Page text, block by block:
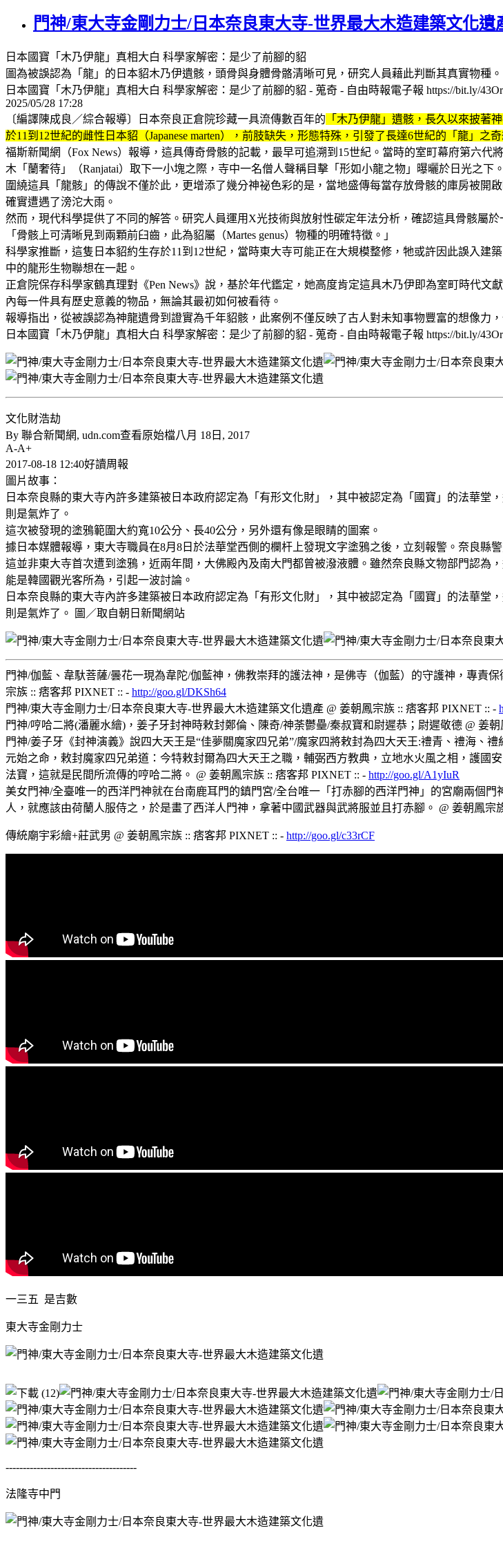
門神/東大寺金剛力士/日本奈良東大寺-世界最大木造建築文化遺
日本國寶「木乃伊龍」真相大白 科學家解密：是少了前腳的貂
圖為被誤認為「龍」的日本貂木乃伊遺骸，頭骨與身體骨骼清晰可見，研究人員藉此判斷其真實物種。（
日本國寶「木乃伊龍」真相大白 科學家解密：是少了前腳的貂 - 蒐奇 - 自由時報電子報 https://bit.ly/
2025/05/28 17:28
〔編譯陳成良／綜合報導〕日本奈良正倉院珍藏一具流傳數百年的 「木乃伊龍」遺骸，長久以來披著
於11到12世紀的雌性日本貂（Japanese marten），前肢缺失，形態特殊，引發了長達6世紀的「龍」
福斯新聞網（Fox News）報導，這具傳奇骨骸的記載，最早可追溯到15世紀。當時的室町幕府第六
木「蘭奢待」（Ranjatai）取下一小塊之際，寺中一名僧人聲稱目擊「形如小龍之物」曝曬於日光之
圍繞這具「龍骸」的傳說不僅於此，更增添了幾分神祕色彩的是，當地盛傳每當存放骨骸的庫房被
確實遭遇了滂沱大雨。
然而，現代科學提供了不同的解答。研究人員運用X光技術與放射性碳定年法分析，確認這具骨骸屬
「骨骸上可清晰見到兩顆前臼齒，此為貂屬（Martes genus）物種的明確特徵。」
科學家推斷，這隻日本貂約生存於11到12世紀，當時東大寺可能正在大規模整修，牠或許因此誤入
中的龍形生物聯想在一起。
正倉院保存科學家鶴真理對《Pen News》說，基於年代鑑定，她高度肯定這具木乃伊即為室町時代
內每一件具有歷史意義的物品，無論其最初如何被看待。
報導指出，從被誤認為神龍遺骨到證實為千年貂骸，此案例不僅反映了古人對未知事物豐富的想像力
日本國寶「木乃伊龍」真相大白 科學家解密：是少了前腳的貂 - 蒐奇 - 自由時報電子報 https://bit.ly/
文化財浩劫
By 聯合新聞網, udn.com查看原始檔八月 18日, 2017
A-A+
2017-08-18 12:40好讀周報
圖片故事：
日本奈良縣的東大寺內許多建築被日本政府認定為「有形文化財」，其中被認定為「國寶」的法華
則是氣炸了。
這次被發現的塗鴉範圍大約寬10公分、長40公分，另外還有像是眼睛的圖案。
據日本媒體報導，東大寺職員在8月8日於法華堂西側的欄杆上發現文字塗鴉之後，立刻報警。奈良縣
這並非東大寺首次遭到塗鴉，近兩年間，大佛殿內及南大門都曾被潑液體。雖然奈良縣文物部門認
能是韓國觀光客所為，引起一波討論。
日本奈良縣的東大寺內許多建築被日本政府認定為「有形文化財」，其中被認定為「國寶」的法華
則是氣炸了。 圖／取自朝日新聞網站
門神/伽藍、韋馱菩薩/曇花一現為韋陀/伽藍神，佛教崇拜的護法神，是佛寺（伽藍）的守護神，專責
宗族 :: 痞客邦 PIXNET :: - http://goo.gl/DKSh64
門神/東大寺金剛力士/日本奈良東大寺-世界最大木造建築文化遺產 @ 姜朝鳳宗族 :: 痞客邦 PIXNET :: -
門神/哼哈二將(潘麗水繪)，姜子牙封神時敕封鄭倫、陳奇/神荼鬱壘/秦叔寶和尉遲恭；尉遲敬德 @ 姜
門神/姜子牙《封神演義》說四大天王是“佳夢關魔家四兄弟”/魔家四將敕封為四大天王:禮青、禮海、
元始之命，敕封魔家四兄弟道：今特敕封爾為四大天王之職，輔弼西方教典，立地水火風之相，護
法寶，這就是民間所流傳的哼哈二將。 @ 姜朝鳳宗族 :: 痞客邦 PIXNET :: - http://goo.gl/A1yIuR
美女門神/全臺唯一的西洋門神就在台南鹿耳門的鎮門宮/全台唯一「打赤腳的西洋門神」的宮廟兩個
人，就應該由荷蘭人服侍之，於是畫了西洋人門神，拿著中國武器與武將服並且打赤腳。 @ 姜朝鳳宗
傳統廟宇彩繪+莊武男 @ 姜朝鳳宗族 :: 痞客邦 PIXNET :: - http://goo.gl/c33rCF
一三五 是吉數
東大寺金剛力士
--------------------------------------
法隆寺中門